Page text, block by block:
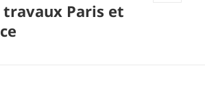
Paris et